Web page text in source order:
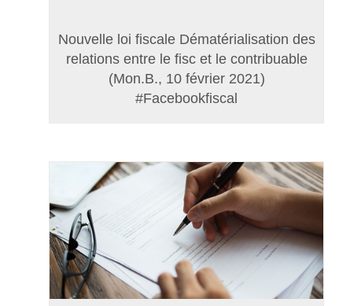
Nouvelle loi fiscale Dématérialisation des
relations entre le fisc et le contribuable
(Mon.B., 10 février 2021)
#Facebookfiscal